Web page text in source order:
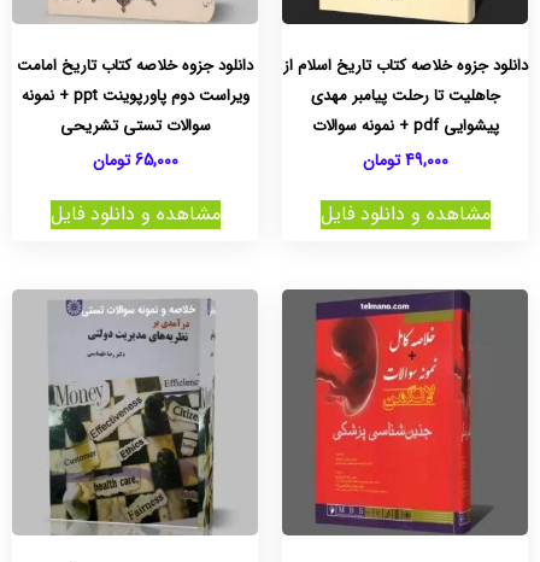
دانلود جزوه خلاصه کتاب تاریخ اسلام از
جاهلیت تا رحلت پیامبر مهدی
پیشوایی pdf + نمونه سوالات
49,000 تومان
مشاهده و دانلود فایل
دانلود جزوه خلاصه کتاب تاریخ امامت
ویراست دوم پاورپوینت ppt + نمونه
سوالات تستی تشریحی
65,000 تومان
مشاهده و دانلود فایل